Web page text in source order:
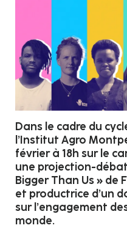
Dans le cadre du
l’Institut Agro
février à 18h sur le
une projection-
Bigger Than Us » de
et productrice d’un
sur l’engagement
monde.